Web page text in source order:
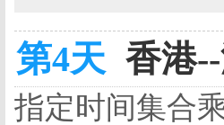
第4天 香港
指定时间集合